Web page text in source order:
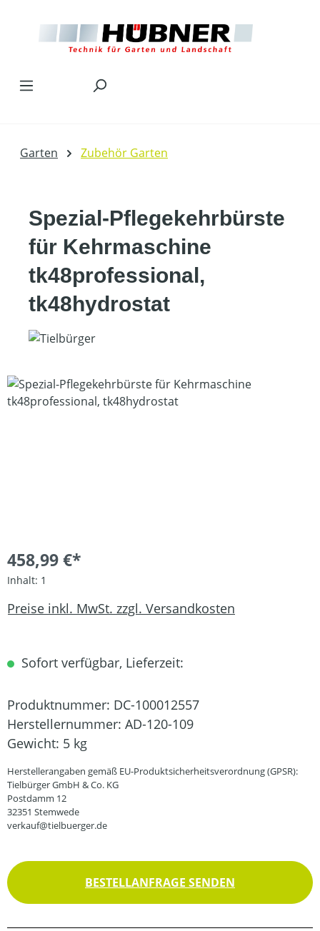
Garten Zubehör Garten
Spezial-Pflegekehrbürste
für Kehrmaschine
tk48professional,
tk48hydrostat
Bildergalerie überspringen
458,99 €*
Inhalt: 1
Preise inkl. MwSt. zzgl. Versandkosten
Sofort verfügbar, Lieferzeit:
Produktnummer: DC-100012557
Herstellernummer: AD-120-109
Gewicht: 5 kg
Herstellerangaben gemäß EU-Produktsicherheitsverordnung (GPSR):
Tielbürger GmbH & Co. KG
Postdamm 12
32351 Stemwede
verkauf@tielbuerger.de
BESTELLANFRAGE SENDEN